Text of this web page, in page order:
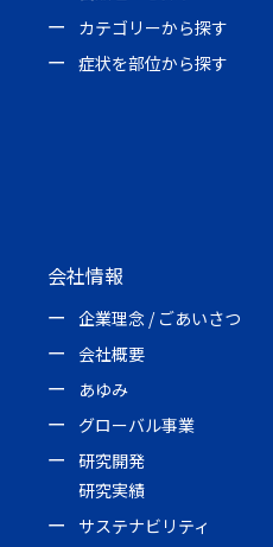
カテゴリーから探す
症状を部位から探す
会社情報
企業理念 / ごあいさつ
会社概要
あゆみ
グローバル事業
研究開発
研究実績
サステナビリティ